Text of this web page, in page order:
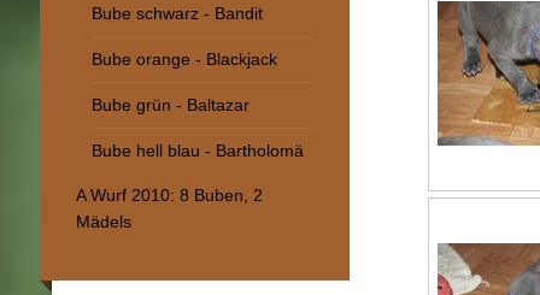
Bube schwarz - Bandit
Bube orange - Blackjack
Bube grün - Baltazar
Bube hell blau - Bartholomä
A Wurf 2010: 8 Buben, 2
Mädels